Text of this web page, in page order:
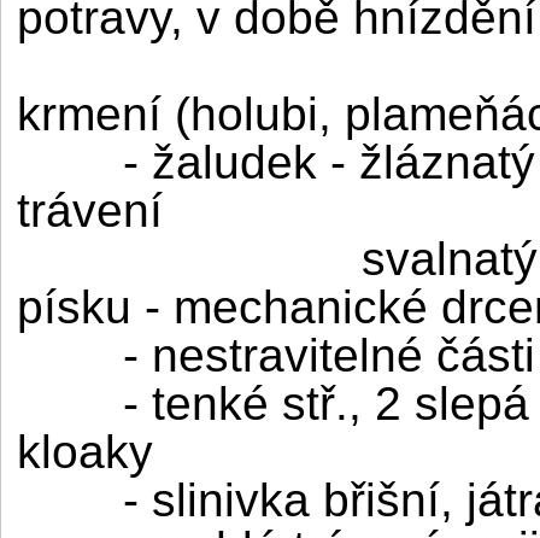
potravy, v době
krmení (holubi,
- žaludek -
trávení
písku - mechanické
- nestravitelné
- tenké stř., 2
kloaky
- slinivka břišní,